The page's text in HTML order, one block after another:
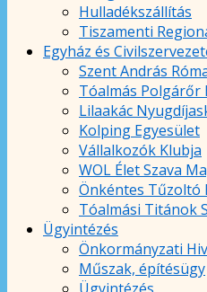
Hulladékszállítás
Tiszamenti
Egyház és
Szent András
Tóalmás Polgárőr
Lilaakác
Kolping Egyesület
Vállalkozók Klubja
WOL Élet Szava
Önkéntes Tűzoltó
Tóalmási Titánok
Ügyintézés
Önkormányzati
Műszak, építésügy